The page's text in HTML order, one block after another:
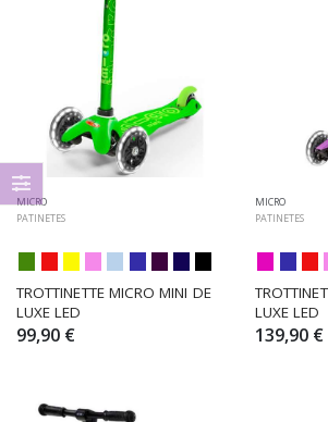
MICRO
PATINETES
TROTTINETTE MICRO MINI DE
LUXE LED
99,90 €
MICRO
PATINETES
LUXE LED
139,90 €